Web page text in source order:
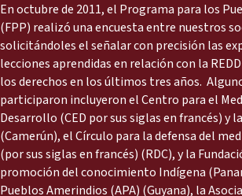
Qui nous sommes
Salle de presse
Nous soutenir
Publications et ressources
Publications et ressources
Actualités
Rapports
Communiqués de presse
En octubre de 2011, el Programa para los
(FPP) realizó una encuesta entre nuestros
solicitándoles el señalar con precisión las
lecciones aprendidas en relación con la
los derechos en los últimos tres años.
participaron incluyeron el Centro para el
Desarrollo (CED por sus siglas en francés) y
(Camerún), el Círculo para la defensa del
(por sus siglas en francés) (RDC), y la
promoción del conocimiento Indígena
Pueblos Amerindios (APA) (Guyana), la